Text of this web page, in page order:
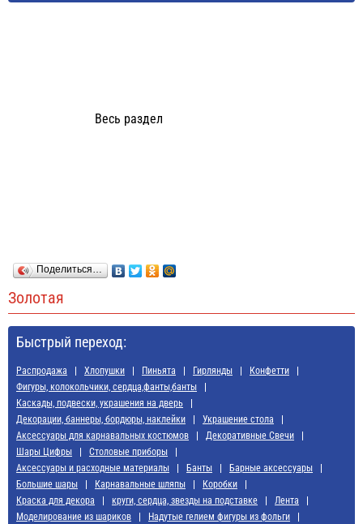
Весь раздел
Поделиться…
Золотая
Быстрый переход:
Распродажа Хлопушки Пиньята Гирлянды
Конфетти
Фигуры, колокольчики, сердца,фанты,банты
Каскады, подвески, украшения на дверь
Декорации, баннеры, бордюры, наклейки
Украшение стола
Аксессуары для карнавальных костюмов
Декоративные Свечи
Шары Цифры
Cтоловые приборы
Аксессуары и расходные материалы
Банты
Барные аксессуары
Большие шары
Карнавальные шляпы
Коробки
Краска для декора
круги, сердца, звезды на подставке
Лента
Моделирование из шариков
Надутые гелием фигуры из фольги